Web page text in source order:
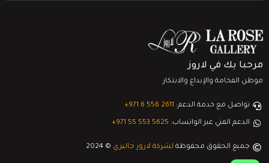
مرحبا بك في لاروز
موطن الفخامة والإبداع والابتكار
تواصل مع خدمة الدعم: ‎+971 6 556 2611
الدعم الفني عبر الواتساب: ‎+971 55 553 5625
جميع الحقوق محفوظة لشركة لاروز جاليري © 2024